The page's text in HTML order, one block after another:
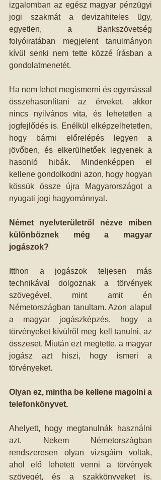
izgalomban az egész magyar pénzügyi
jogi szakmát a devizahiteles ügy,
egyetlen, a Bankszövetség
folyóiratában megjelent tanulmányon
kívül senki nem tette közzé írásban a
gondolatmenetét.
Ha nem lehet megismerni és egymással
összehasonlítani az érveket, akkor
nincs nyilvános vita, és lehetetlen a
jogfejlődés is. Enélkül elképzelhetetlen,
hogy bármi előrelépés legyen a
jövőben, és elkerülhetőek legyenek a
hasonló hibák. Mindenképpen el
kellene gondolkodni azon, hogy hogyan
kössük össze újra Magyarországot a
nyugati jogi hagyománnyal.
Német nyelvterületről nézve miben
különböznek még a magyar
jogászok?
Itthon a jogászok teljesen más
technikával dolgoznak a törvények
szövegével, mint amit én
Németországban tanultam. Azon alapul
a magyar jogászképzés, hogy a
törvényeket kívülről meg kell tanulni, az
összeset. Miután ezt megtette, a magyar
jogász azt hiszi, hogy ismeri a
törvényeket.
Olyan ez, mintha be kellene magolni a
telefonkönyvet.
Ahelyett, hogy megtanulnák használni
azt. Nekem Németországban
rendszeresen olyan vizsgáim voltak,
ahol elő lehetett venni a törvények
szövegét, és a szakkönyveket is.